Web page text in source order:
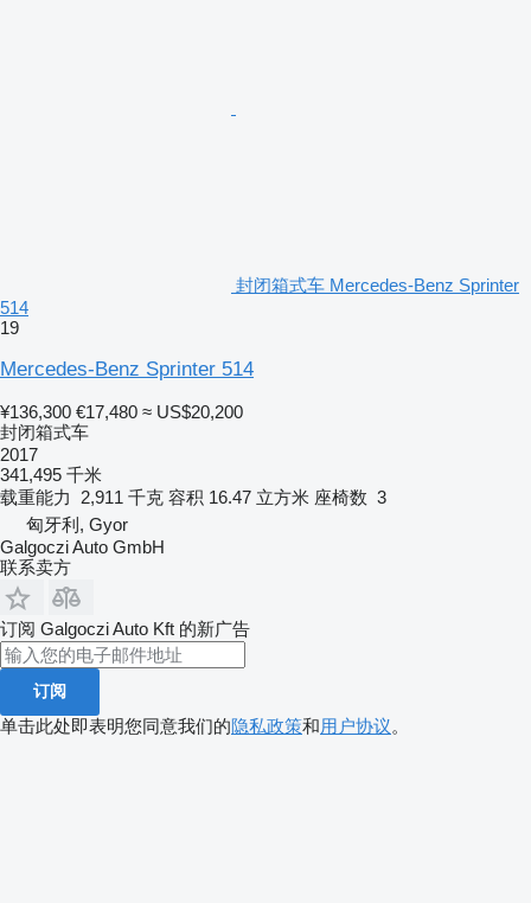
封闭箱式车 Mercedes-Benz Sprinter
514
19
Mercedes-Benz Sprinter 514
¥136,300 €17,480 ≈ US$20,200
封闭箱式车
2017
341,495 千米
载重能力
2,911 千克 容积 16.47 立方米 座椅数 3
匈牙利, Gyor
Galgoczi Auto GmbH
联系卖方
订阅 Galgoczi Auto Kft 的新广告
订阅
单击此处即表明您同意我们的隐私政策和用户协议。